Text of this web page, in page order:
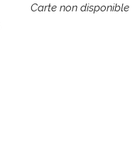
Carte non disponible